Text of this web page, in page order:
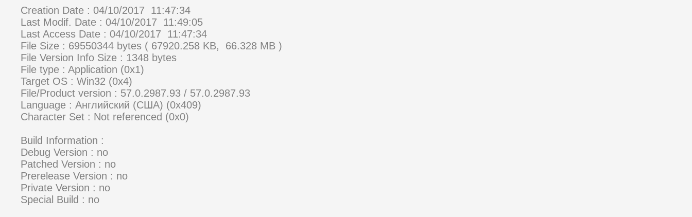
Creation Date : 04/10/2017 11:47:34
Last Modif. Date : 04/10/2017 11:49:05
Last Access Date : 04/10/2017 11:47:34
File Size : 69550344 bytes ( 67920.258 KB, 66.328 MB )
File Version Info Size : 1348 bytes
File type : Application (0x1)
Target OS : Win32 (0x4)
File/Product version : 57.0.2987.93 / 57.0.2987.93
Language : Английский (США) (0x409)
Character Set : Not referenced (0x0)
Build Information :
Debug Version : no
Patched Version : no
Prerelease Version : no
Private Version : no
Special Build : no